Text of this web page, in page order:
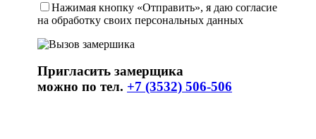
Нажимая кнопку «Отправить», я даю согласие
на обработку своих персональных данных
Пригласить замерщика
можно по тел. +7 (3532) 506-506